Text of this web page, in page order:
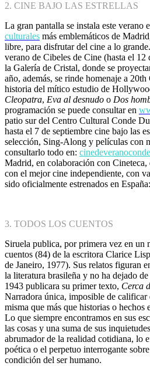
2. CINE BAJO LAS ESTRELLAS
La gran pantalla se instala este verano
culturales más emblemáticos de
libre, para disfrutar del cine a lo
verano de Cibeles de Cine (hasta el 12
la Galería de Cristal, donde se
año, además, se rinde homenaje a
historia del mítico estudio de
Cleopatra, Eva al desnudo o Dos
programación se puede consultar en
patio sur del Centro Cultural Conde
hasta el 7 de septiembre cine bajo las
selección, Sing-Along y películas con
consultarlo todo en:
Madrid, en colaboración con
con el mejor cine independiente, con
sido oficialmente estrenados en España:
3. TODOS LOS CUENTOS
Siruela publica, por primera vez en un
cuentos (84) de la escritora Clarice
de Janeiro, 1977). Sus relatos figuran
la literatura brasileña y no ha dejado
1943 publicara su primer texto, Cerca
Narradora única, imposible de calificar
misma que más que historias o hechos
Lo que siempre encontramos en sus
las cosas y una suma de sus
abrumador de la realidad cotidiana, lo
poética o el perpetuo interrogante
condición del ser humano.